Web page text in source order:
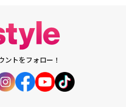
ントをフォロー！